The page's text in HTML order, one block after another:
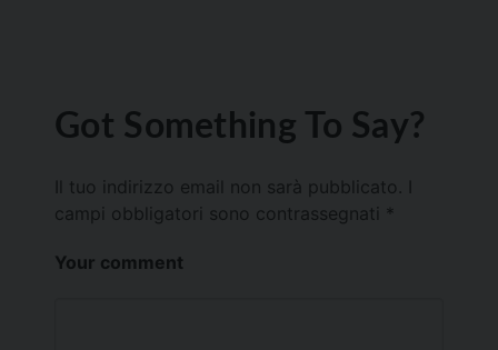
Got Something To Say?
Il tuo indirizzo email non sarà pubblicato.
campi obbligatori sono contrassegnati *
Your comment